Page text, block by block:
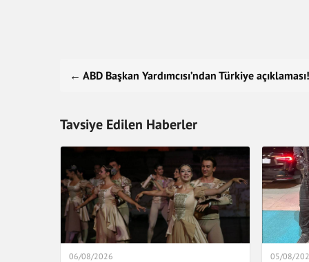
← ABD Başkan Yardımcısı’ndan Türkiye açıklaması!
Tavsiye Edilen Haberler
06/08/2026 05/08/